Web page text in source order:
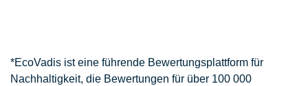
*EcoVadis ist eine führende Bewertungsplattform für
Nachhaltigkeit, die Bewertungen für über 100 000